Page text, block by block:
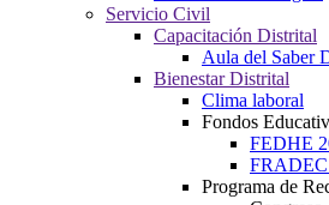
Servicio Civil
Capacitación Distrital
Aula del Saber
Bienestar Distrital
Clima laboral
Fondos
FEDHE
Programa de